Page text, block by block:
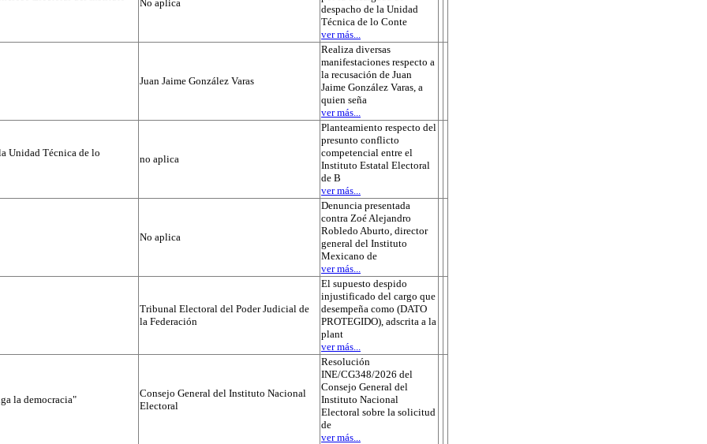
No aplica
despacho de la Unidad
Técnica de lo Conte
ver más...
Juan Jaime González Varas
Realiza diversas
manifestaciones respecto a
la recusación de Juan
Jaime González Varas, a
quien seña
ver más...
Unidad Técnica de lo
no aplica
Planteamiento respecto del
presunto conflicto
competencial entre el
Instituto Estatal Electoral
de B
ver más...
No aplica
Denuncia presentada
contra Zoé Alejandro
Robledo Aburto, director
general del Instituto
Mexicano de
ver más...
Tribunal Electoral del Poder Judicial de
la Federación
El supuesto despido
injustificado del cargo que
desempeña como (DATO
PROTEGIDO), adscrita a la
plant
ver más...
la democracia"
Consejo General del Instituto Nacional
Electoral
Resolución
INE/CG348/2026 del
Consejo General del
Instituto Nacional
Electoral sobre la solicitud
de
ver más...